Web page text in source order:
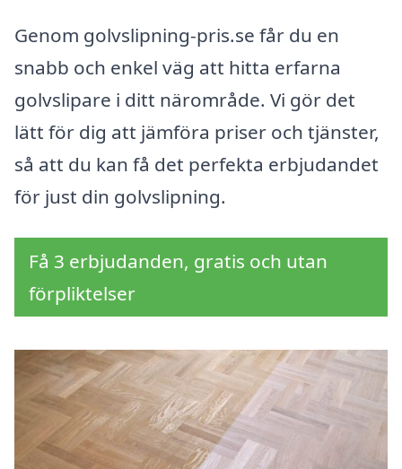
Genom golvslipning-pris.se får du en
snabb och enkel väg att hitta erfarna
golvslipare i ditt närområde. Vi gör det
lätt för dig att jämföra priser och tjänster,
så att du kan få det perfekta erbjudandet
för just din golvslipning.
Få 3 erbjudanden, gratis och utan
förpliktelser